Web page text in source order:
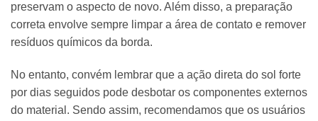
preservam o aspecto de novo. Além disso, a preparação
correta envolve sempre limpar a área de contato e remover
resíduos químicos da borda.
No entanto, convém lembrar que a ação direta do sol forte
por dias seguidos pode desbotar os componentes externos
do material. Sendo assim, recomendamos que os usuários